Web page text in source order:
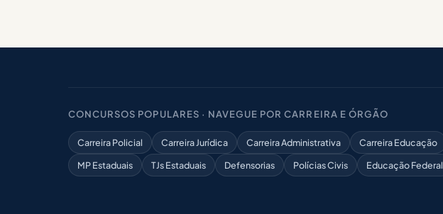
CONCURSOS POPULARES · NAVEGUE POR CARREIRA E ÓRGÃO
Carreira Policial Carreira Jurídica Carreira Administrativa Carreira Educação
MP Estaduais
TJs Estaduais Defensorias Polícias Civis Educação Federal